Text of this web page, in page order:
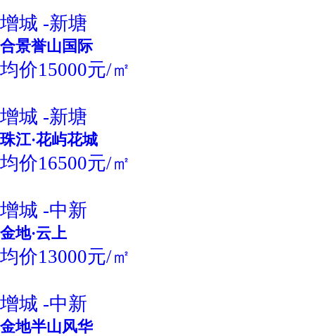
增城 -新塘
合景誉山国际
均价15000元/㎡
增城 -新塘
珠江·花屿花城
均价16500元/㎡
增城 -中新
金地·云上
均价13000元/㎡
增城 -中新
金地半山风华